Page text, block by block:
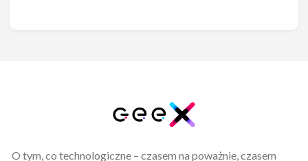
O tym, co technologiczne – czasem na poważnie, czasem